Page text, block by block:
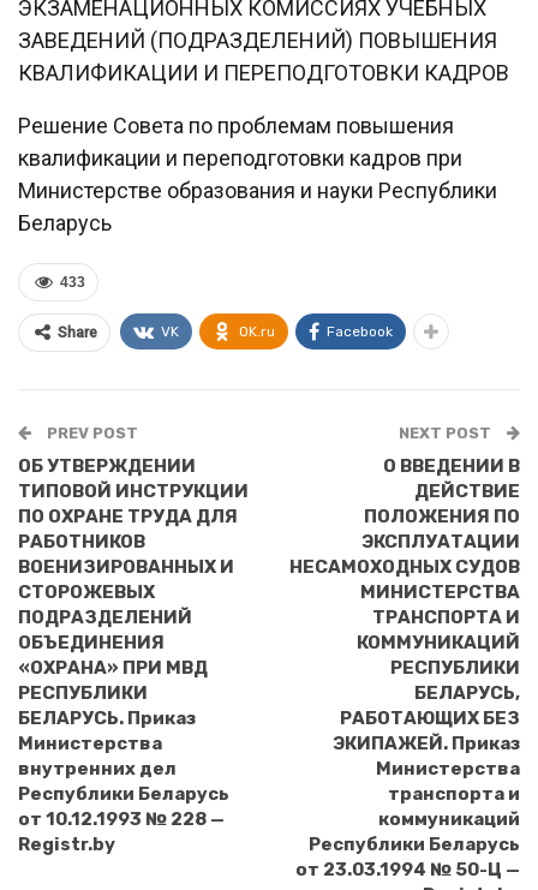
ЭКЗАМЕНАЦИОННЫХ КОМИССИЯХ УЧЕБНЫХ
ЗАВЕДЕНИЙ (ПОДРАЗДЕЛЕНИЙ) ПОВЫШЕНИЯ
КВАЛИФИКАЦИИ И ПЕРЕПОДГОТОВКИ КАДРОВ
Решение Совета по проблемам повышения
квалификации и переподготовки кадров при
Министерстве образования и науки Республики
Беларусь
433
Share VK OK.ru Facebook
PREV POST
ОБ УТВЕРЖДЕНИИ
ТИПОВОЙ ИНСТРУКЦИИ
ПО ОХРАНЕ ТРУДА ДЛЯ
РАБОТНИКОВ
ВОЕНИЗИРОВАННЫХ И
СТОРОЖЕВЫХ
ПОДРАЗДЕЛЕНИЙ
ОБЪЕДИНЕНИЯ
«ОХРАНА» ПРИ МВД
РЕСПУБЛИКИ
БЕЛАРУСЬ. Приказ
Министерства
внутренних дел
Республики Беларусь
от 10.12.1993 № 228 —
Registr.by
NEXT POST
О ВВЕДЕНИИ В
ДЕЙСТВИЕ
ПОЛОЖЕНИЯ ПО
ЭКСПЛУАТАЦИИ
НЕСАМОХОДНЫХ СУДОВ
МИНИСТЕРСТВА
ТРАНСПОРТА И
КОММУНИКАЦИЙ
РЕСПУБЛИКИ
БЕЛАРУСЬ,
РАБОТАЮЩИХ БЕЗ
ЭКИПАЖЕЙ. Приказ
Министерства
транспорта и
коммуникаций
Республики Беларусь
от 23.03.1994 № 50-Ц —